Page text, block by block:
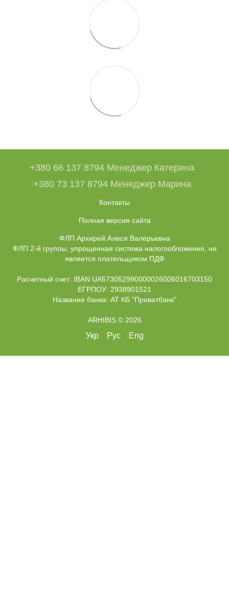
+380 66 137 8794 Менеджер Катерина
+380 73 137 8794 Менеджер Марина
Контакты
Полная версия сайта
ФЛП Архирей Алеся Валерьевна
ФЛП 2-й группы, упрощенная система налогообложения, не
является плательщиком ПДФ
Расчетный счет: IBAN UA573052990000026006016703150
ЕГРПОУ: 2938901521
Название банка: АТ КБ "Приватбанк"
ARHIBIS © 2026
Укр Рус Eng